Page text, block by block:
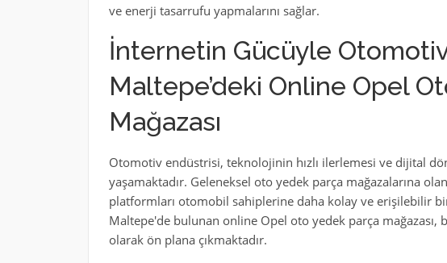
ve enerji tasarrufu yapmalarını sağlar.
İnternetin Gücüyle
Maltepe’deki Online Opel
Mağazası
Otomotiv endüstrisi, teknolojinin hızlı ilerlemesi ve dijital
yaşamaktadır. Geleneksel oto yedek parça mağazalarına
platformları otomobil sahiplerine daha kolay ve erişilebilir
Maltepe'de bulunan online Opel oto yedek parça
olarak ön plana çıkmaktadır.